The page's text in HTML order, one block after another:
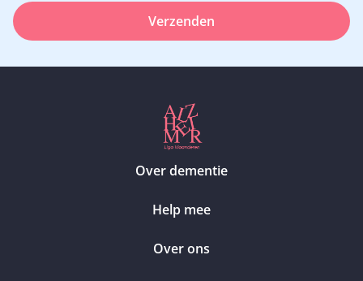
Verzenden
Over dementie
Help mee
Over ons